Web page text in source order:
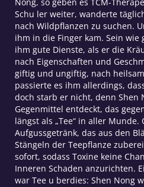
Schu ler weiter, wanderte
nach Wildpflanzen zu suchen.
ihm in die Finger kam. Sein wie
ihm gute Dienste, als er die
nach Eigenschaften und
giftig und ungiftig, nach
passierte es ihm allerdings,
doch starb er nicht, denn Shen
Gegenmittel entdeckt, das
längst als „Tee“ in aller Munde.
Aufgussgetränk, das aus den
Stängeln der Teepflanze
sofort, sodass Toxine keine
Inneren Schaden anzurichten.
war Tee u berdies: Shen Nong